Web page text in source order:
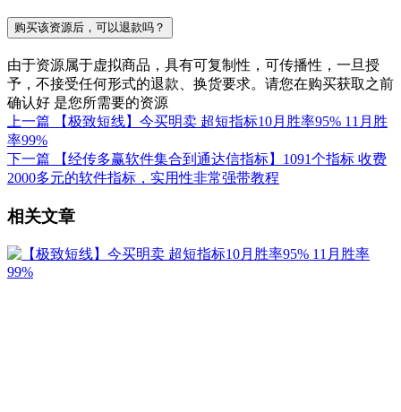
购买该资源后，可以退款吗？
由于资源属于虚拟商品，具有可复制性，可传播性，一旦授
予，不接受任何形式的退款、换货要求。请您在购买获取之前
确认好 是您所需要的资源
上一篇
【极致短线】今买明卖 超短指标10月胜率95% 11月胜
率99%
下一篇
【经传多赢软件集合到通达信指标】1091个指标 收费
2000多元的软件指标，实用性非常强带教程
相关文章